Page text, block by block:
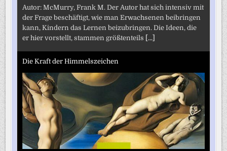
Autor: McMurry, Frank M. Der Autor hat sich intensiv mit
der Frage beschäftigt, wie man Erwachsenen beibringen
kann, Kindern das Lernen beizubringen. Die Ideen, die
er hier vorstellt, stammen größtenteils
[...]
Die Kraft der Himmelszeichen